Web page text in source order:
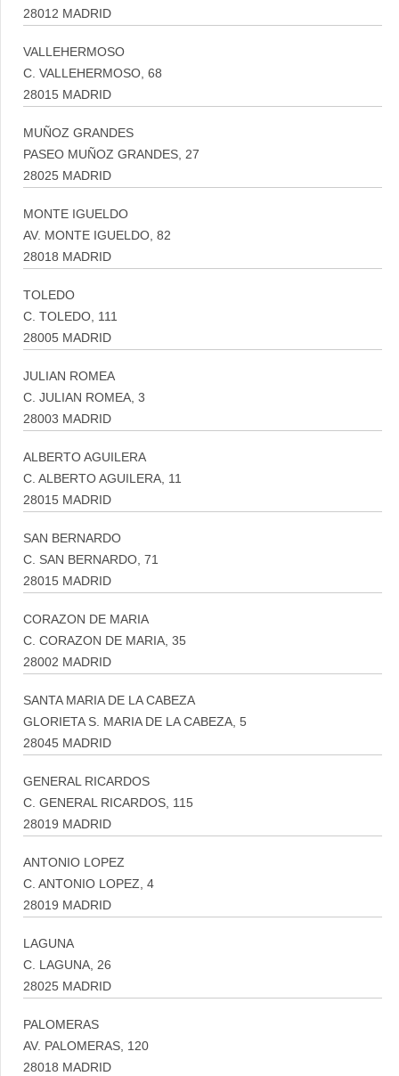
28012 MADRID
VALLEHERMOSO
C. VALLEHERMOSO, 68
28015 MADRID
MUÑOZ GRANDES
PASEO MUÑOZ GRANDES, 27
28025 MADRID
MONTE IGUELDO
AV. MONTE IGUELDO, 82
28018 MADRID
TOLEDO
C. TOLEDO, 111
28005 MADRID
JULIAN ROMEA
C. JULIAN ROMEA, 3
28003 MADRID
ALBERTO AGUILERA
C. ALBERTO AGUILERA, 11
28015 MADRID
SAN BERNARDO
C. SAN BERNARDO, 71
28015 MADRID
CORAZON DE MARIA
C. CORAZON DE MARIA, 35
28002 MADRID
SANTA MARIA DE LA CABEZA
GLORIETA S. MARIA DE LA CABEZA, 5
28045 MADRID
GENERAL RICARDOS
C. GENERAL RICARDOS, 115
28019 MADRID
ANTONIO LOPEZ
C. ANTONIO LOPEZ, 4
28019 MADRID
LAGUNA
C. LAGUNA, 26
28025 MADRID
PALOMERAS
AV. PALOMERAS, 120
28018 MADRID